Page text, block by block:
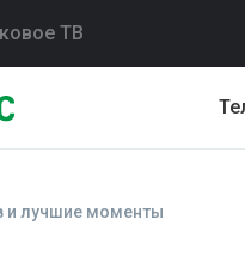
ТВ
и лучшие моменты